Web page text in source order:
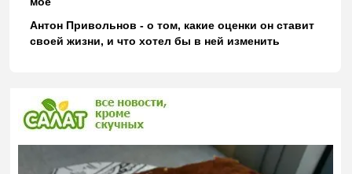
Антон Привольнов - о том, какие оценки он ставит
своей жизни, и что хотел бы в ней изменить